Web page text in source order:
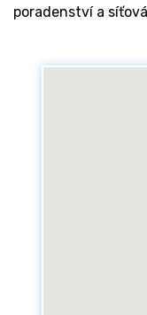
poradenství a